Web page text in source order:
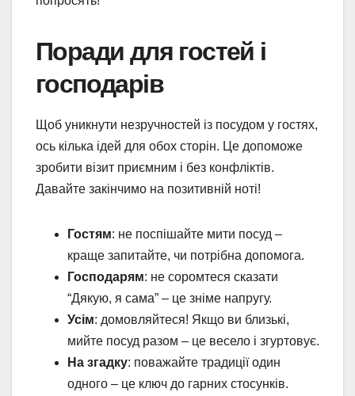
Поради для гостей і
господарів
Щоб уникнути незручностей із посудом у гостях,
ось кілька ідей для обох сторін. Це допоможе
зробити візит приємним і без конфліктів.
Давайте закінчимо на позитивній ноті!
Гостям: не поспішайте мити посуд –
краще запитайте, чи потрібна допомога.
Господарям: не соромтеся сказати
“Дякую, я сама” – це зніме напругу.
Усім: домовляйтеся! Якщо ви близькі,
мийте посуд разом – це весело і згуртовує.
На згадку: поважайте традиції один
одного – це ключ до гарних стосунків.